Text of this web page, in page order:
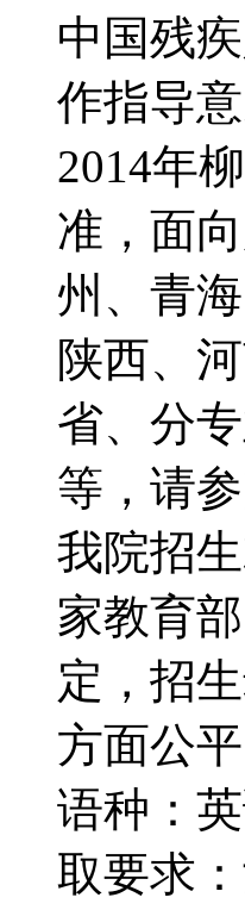
中国残
作指导
2014年
准，面
州、青
陕西、
省、分
等，请
我院招
家教育
定，招
方面公
语种：
取要求